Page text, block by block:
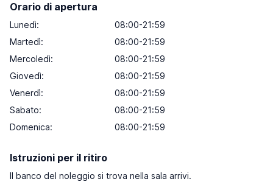
Orario di apertura
Lunedì:
08:00-21:59
Martedì:
08:00-21:59
Mercoledì:
08:00-21:59
Giovedì:
08:00-21:59
Venerdì:
08:00-21:59
Sabato:
08:00-21:59
Domenica: 08:00-21:59
Istruzioni per il ritiro
Il banco del noleggio si trova nella sala arrivi.